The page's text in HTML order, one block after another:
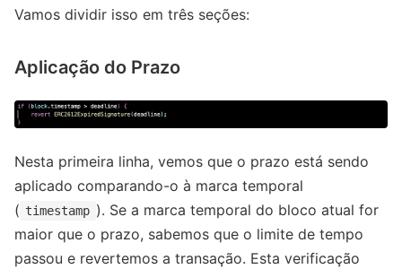
Vamos dividir isso em três seções:
Aplicação do Prazo
Nesta primeira linha, vemos que o prazo está sendo
aplicado comparando-o à marca temporal
( timestamp ). Se a marca temporal do bloco atual for
maior que o prazo, sabemos que o limite de tempo
passou e revertemos a transação. Esta verificação